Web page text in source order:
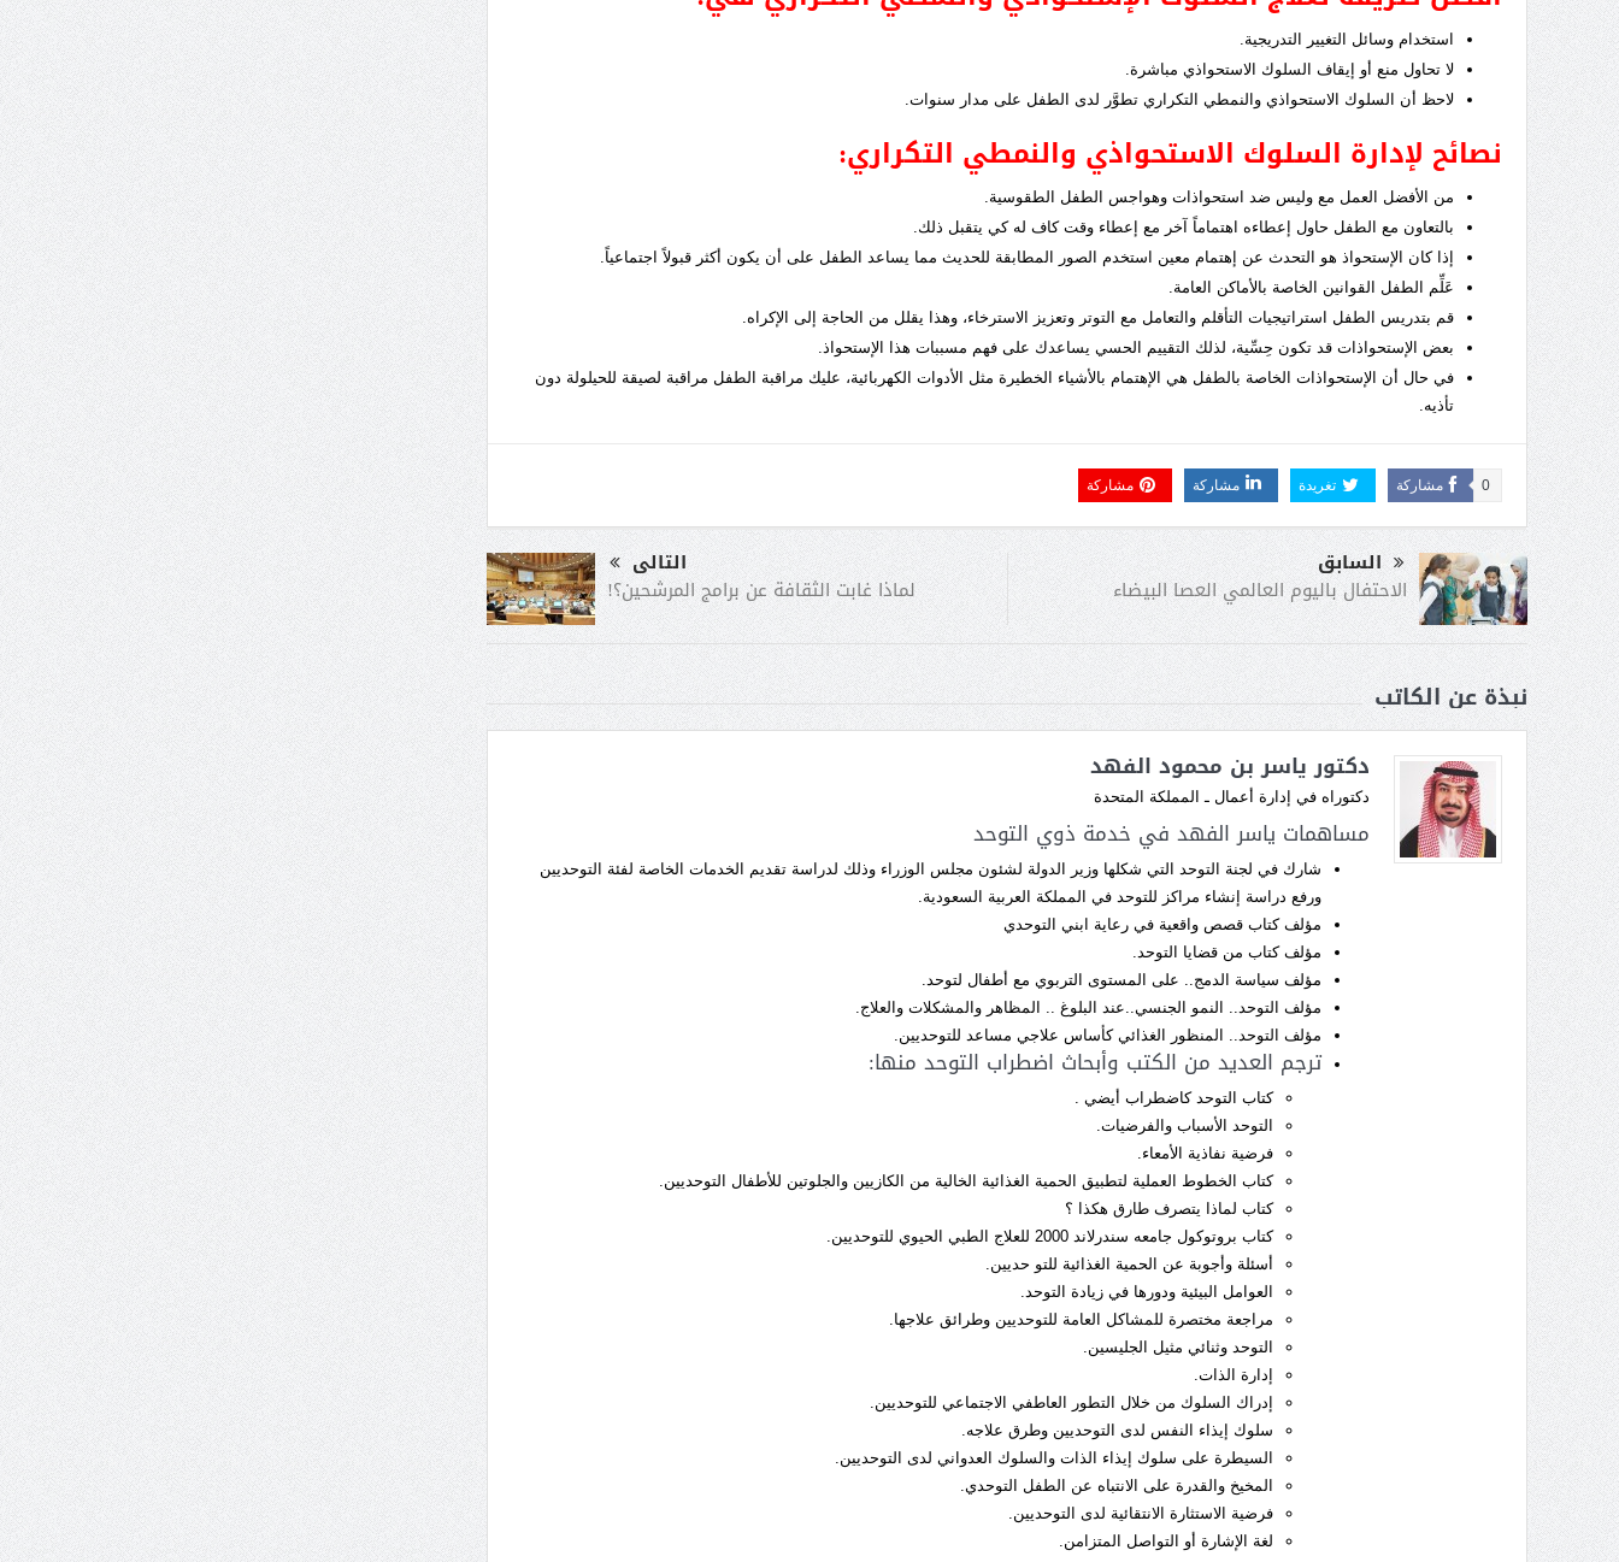
استخدام وسائل التغيير التدريجية.
لا تحاول منع أو إيقاف السلوك الاستحواذي مباشرة.
لاحظ أن السلوك الاستحواذي والنمطي التكراري تطوَّر لدى الطفل على مدار سنوات.
نصائح لإدارة السلوك الاستحواذي والنمطي التكراري:
من الأفضل العمل مع وليس ضد استحواذات وهواجس الطفل الطقوسية.
بالتعاون مع الطفل حاول إعطاءه اهتماماً آخر مع إعطاء وقت كاف له كي يتقبل ذلك.
إذا كان الإستحواذ هو التحدث عن إهتمام معين استخدم الصور المطابقة للحديث مما يساعد الطفل على أن يكون أكثر قبولاً اجتماعياً.
عَلِّم الطفل القوانين الخاصة بالأماكن العامة.
قم بتدريس الطفل استراتيجيات التأقلم والتعامل مع التوتر وتعزيز الاسترخاء، وهذا يقلل من الحاجة إلى الإكراه.
بعض الإستحواذات قد تكون حِسِّية، لذلك التقييم الحسي يساعدك على فهم مسببات هذا الإستحواذ.
في حال أن الإستحواذات الخاصة بالطفل هي الإهتمام بالأشياء الخطيرة مثل الأدوات الكهربائية، عليك مراقبة الطفل مراقبة لصيقة للحيلولة دون
تأذيه.
مشاركة 0 تغريدة مشاركة مشاركة
السابق
الاحتفال باليوم العالمي العصا البيضاء
التالى
لماذا غابت الثقافة عن برامج المرشحين؟!
نبذة عن الكاتب
دكتور ياسر بن محمود الفهد
دكتوراه في إدارة أعمال ـ المملكة المتحدة
مساهمات ياسر الفهد في خدمة ذوي التوحد
شارك في لجنة التوحد التي شكلها وزير الدولة لشئون مجلس الوزراء وذلك لدراسة تقديم الخدمات الخاصة لفئة التوحديين
ورفع دراسة إنشاء مراكز للتوحد في المملكة العربية السعودية.
مؤلف كتاب قصص واقعية في رعاية ابني التوحدي
مؤلف كتاب من قضايا التوحد.
مؤلف سياسة الدمج.. على المستوى التربوي مع أطفال لتوحد.
مؤلف التوحد.. النمو الجنسي..عند البلوغ .. المظاهر والمشكلات والعلاج.
مؤلف التوحد.. المنظور الغذائي كأساس علاجي مساعد للتوحديين.
ترجم العديد من الكتب وأبحاث اضطراب التوحد منها:
كتاب التوحد كاضطراب أيضي .
التوحد الأسباب والفرضيات.
فرضية نفاذية الأمعاء.
كتاب الخطوط العملية لتطبيق الحمية الغذائية الخالية من الكازيين والجلوتين للأطفال التوحديين.
كتاب لماذا يتصرف طارق هكذا ؟
كتاب بروتوكول جامعه سندرلاند 2000 للعلاج الطبي الحيوي للتوحديين.
أسئلة وأجوبة عن الحمية الغذائية للتو حديين.
العوامل البيئية ودورها في زيادة التوحد.
مراجعة مختصرة للمشاكل العامة للتوحديين وطرائق علاجها.
التوحد وثنائي مثيل الجليسين.
إدارة الذات.
إدراك السلوك من خلال التطور العاطفي الاجتماعي للتوحديين.
سلوك إيذاء النفس لدى التوحديين وطرق علاجه.
السيطرة على سلوك إيذاء الذات والسلوك العدواني لدى التوحديين.
المخيخ والقدرة على الانتباه عن الطفل التوحدي.
فرضية الاستثارة الانتقائية لدى التوحديين.
لغة الإشارة أو التواصل المتزامن.